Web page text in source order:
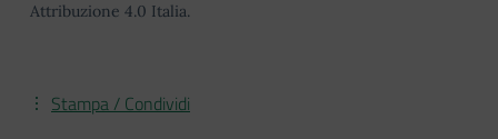
Attribuzione 4.0 Italia.
Stampa / Condividi